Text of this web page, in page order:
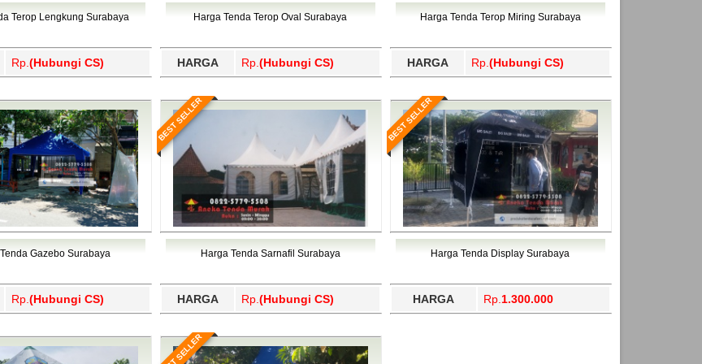
Wakatobi, Waropen, Way Kanan, Wonogiri, Wonosobo, Yahukimo, Yalimo, Yogyakarta.
Terop Lengkung Surabaya
Rp. (Hubungi CS)
Harga Tenda Terop Oval Surabaya
HARGA Rp. (Hubungi CS)
Harga Tenda Terop Miring Surabaya
HARGA Rp. (Hubungi CS)
Gazebo Surabaya
Rp. (Hubungi CS)
BEST SELLER
Harga Tenda Sarnafil Surabaya
HARGA Rp. (Hubungi CS)
BEST SELLER
Harga Tenda Display Surabaya
HARGA Rp. 1.300.000